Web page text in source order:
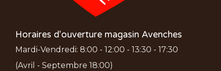
Horaires d'ouverture magasin Avenches
Mardi-Vendredi: 8:00 - 12:00 - 13:30 - 17:30
(Avril - Septembre 18:00)